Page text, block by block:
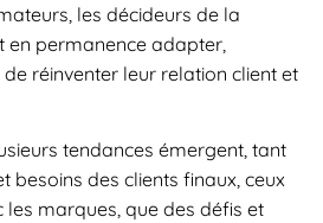
les décideurs de la
en permanence adapter,
réinventer leur relation client et
tendances émergent, tant
besoins des clients finaux, ceux
les marques, que des défis et